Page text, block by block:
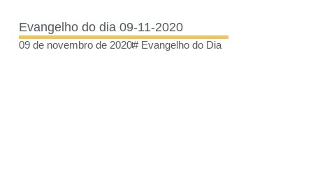
Evangelho do dia 09-11-2020
09 de novembro de 2020# Evangelho do Dia